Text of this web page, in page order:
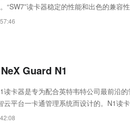
“SW7”读卡器稳定的性能和出色的兼容
安防解决方案。
Guard N1
读卡器是专为配合英特韦特公司最前沿
云平台一卡通管理系统而设计的。N1读
的门禁安装要求。N1外观时尚精巧，提